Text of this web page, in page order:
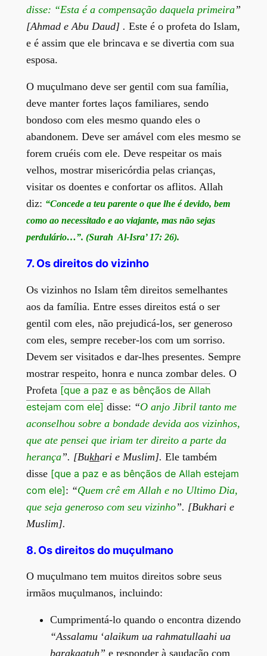
disse: “Esta é a compensação daquela primeira”
[Ahmad e Abu Daud] . Este é o profeta do Islam,
e é assim que ele brincava e se divertia com sua
esposa.
O muçulmano deve ser gentil com sua família,
deve manter fortes laços familiares, sendo
bondoso com eles mesmo quando eles o
abandonem. Deve ser amável com eles mesmo se
forem cruéis com ele. Deve respeitar os mais
velhos, mostrar misericórdia pelas crianças,
visitar os doentes e confortar os aflitos. Allah
diz: “Concede a teu parente o que lhe é devido, bem
como ao necessitado e ao viajante, mas não sejas
perdulário…”. (Surah Al-Isra’ 17: 26).
7. Os direitos do vizinho
Os vizinhos no Islam têm direitos semelhantes
aos da família. Entre esses direitos está o ser
gentil com eles, não prejudicá-los, ser generoso
com eles, sempre receber-los com um sorriso.
Devem ser visitados e dar-lhes presentes. Sempre
mostrar respeito, honra e nunca zombar deles. O
Profeta [que a paz e as bênçãos de Allah
estejam com ele] disse: “O anjo Jibriltanto me
aconselhou sobre a bondade devida aos vizinhos,
que ate pensei que iriam ter direito a parte da
herança”. [Bukhari e Muslim]. Ele também
disse [que a paz e as bênçãos de Allah estejam
com ele]: “Quem crê em Allah e no Ultimo Dia,
que seja generoso com seu vizinho”. [Bukhari e
Muslim].
8. Os direitos do muçulmano
O muçulmano tem muitos direitos sobre seus
irmãos muçulmanos, incluindo:
Cumprimentá-lo quando o encontra dizendo
“Assalamu‘alaikum ua rahmatullaahi ua
barakaatuh” e responder à saudação com